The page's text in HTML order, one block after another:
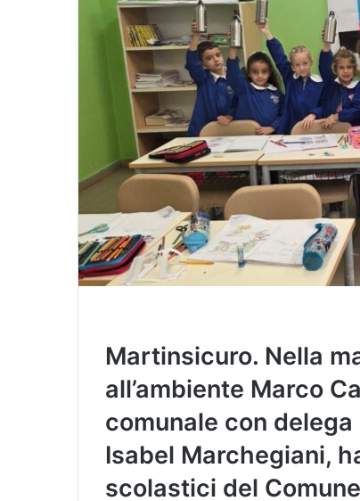
Martinsicuro. Nella
all’ambiente Marco
comunale con
Isabel Marchegiani,
scolastici del